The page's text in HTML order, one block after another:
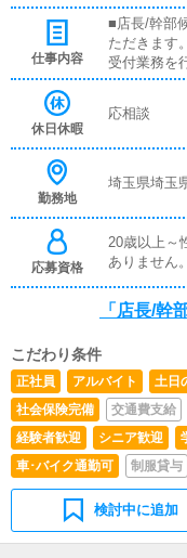
仕事内容
■店長/幹部
ただきます
受付業務を
『キャスト
い店舗の運
をお願いし
未経験の方
ントや店舗
【新規のお
働いていた
トなど、ポ
ただきます
の作成とな
グの更新時
PCが苦手な
様やキャス
清掃や備品
休日休暇
応相談
勤務地
埼玉県埼玉
応募資格
20歳以上～
ありません
「店長/幹
こだわり条件
正社員 アルバイト 土日
社会保険完備
交通費支給
経験者歓迎
シニア歓迎
車･バイク通勤可
制服貸与
検討中に追加